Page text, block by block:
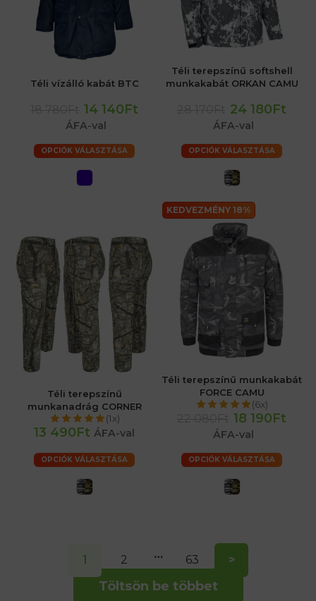
Téli vízálló kabát BTC
14 140Ft
ÁFA-val
OPCIÓK VÁLASZTÁSA
Téli terepszínű softshell
munkakabát ORKAN CAMU
24 180Ft
ÁFA-val
OPCIÓK VÁLASZTÁSA
Téli terepszínű
munkanadrág CORNER
(1x)
13 490Ft ÁFA-val
OPCIÓK VÁLASZTÁSA
KEDVEZMÉNY 18%
Téli terepszínű munkakabát
FORCE CAMU
(6x)
18 190Ft
ÁFA-val
OPCIÓK VÁLASZTÁSA
Töltsön be többet
1 2 … 63 >